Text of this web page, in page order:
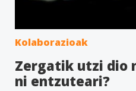
Kolaborazioak
Zergatik utzi dio
ni entzuteari?